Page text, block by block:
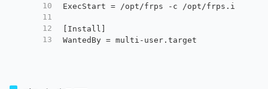
10
11
12
13
ExecStart = /opt/frps -c /opt/frps.ini
[Install]
WantedBy = multi-user.target